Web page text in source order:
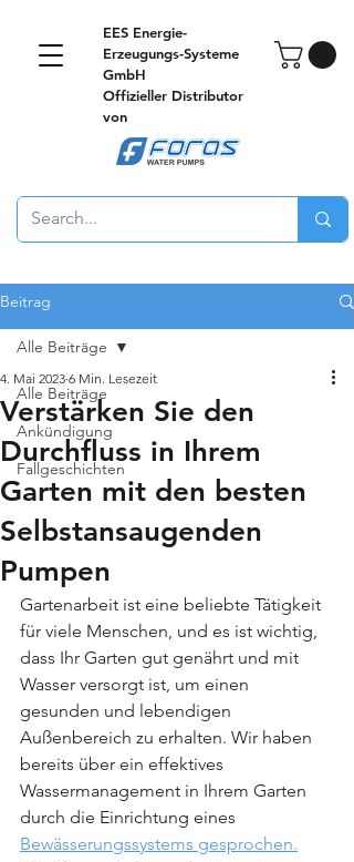
EES Energie-
Erzeugungs-Systeme
GmbH
Offizieller Distributor
von
Beitrag
Alle Beiträge
Ankündigung
Fallgeschichten
Alle Beiträge
Verstärken Sie den
Durchfluss in Ihrem
Garten mit den besten
Selbstansaugenden
Pumpen
4. Mai 2023 6 Min. Lesezeit
Gartenarbeit ist eine beliebte Tätigkeit
für viele Menschen, und es ist wichtig,
dass Ihr Garten gut genährt und mit
Wasser versorgt ist, um einen
gesunden und lebendigen
Außenbereich zu erhalten. Wir haben
bereits über ein effektives
Wassermanagement in Ihrem Garten
durch die Einrichtung eines
Bewässerungssystems gesprochen.